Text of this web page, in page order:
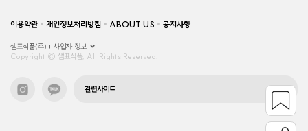
이용약관 개인정보처리방침 ABOUT US 공지사항
샘표식품(주)
사업자 정보
Copyright © 샘표식품, All Rights Reserved.
관련사이트